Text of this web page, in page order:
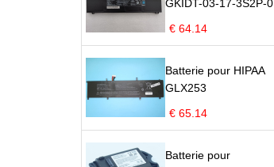
GKIDT-03-17-3S2P-0
€ 64.14
Batterie pour HIPAA
GLX253
€ 65.14
Batterie pour